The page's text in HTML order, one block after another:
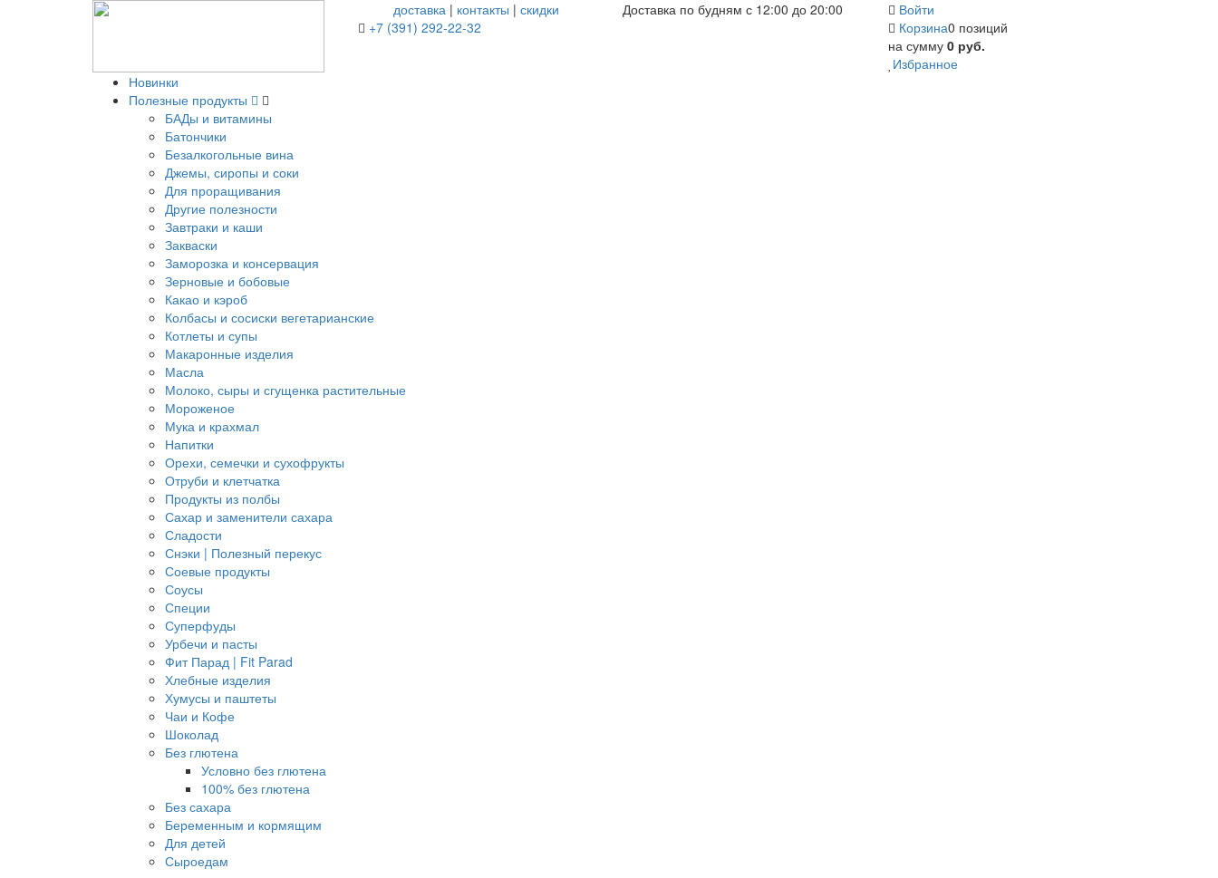
доставка | контакты |скидки
+7 (391) 292-22-32
Доставка по будням с 12:00 до 20:00
Войти
Корзина0 позиций
на сумму 0 руб.
Избранное
Новинки
Полезные продукты
БАДы и витамины
Батончики
Безалкогольные вина
Джемы, сиропы и соки
Для проращивания
Другие полезности
Завтраки и каши
Закваски
Заморозка и консервация
Зерновые и бобовые
Какао и кэроб
Колбасы и сосиски вегетарианские
Котлеты и супы
Макаронные изделия
Масла
Молоко, сыры и сгущенка растительные
Мороженое
Мука и крахмал
Напитки
Орехи, семечки и сухофрукты
Отруби и клетчатка
Продукты из полбы
Сахар и заменители сахара
Сладости
Снэки | Полезный перекус
Соевые продукты
Соусы
Специи
Суперфуды
Урбечи и пасты
Фит Парад | Fit Parad
Хлебные изделия
Хумусы и паштеты
Чаи и Кофе
Шоколад
Без глютена
Условно без глютена
100% без глютена
Без сахара
Беременным и кормящим
Для детей
Сыроедам